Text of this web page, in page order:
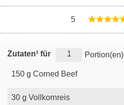
5
Zutaten¹ für Portion(en)
150 g Corned Beef
30 g Vollkornreis